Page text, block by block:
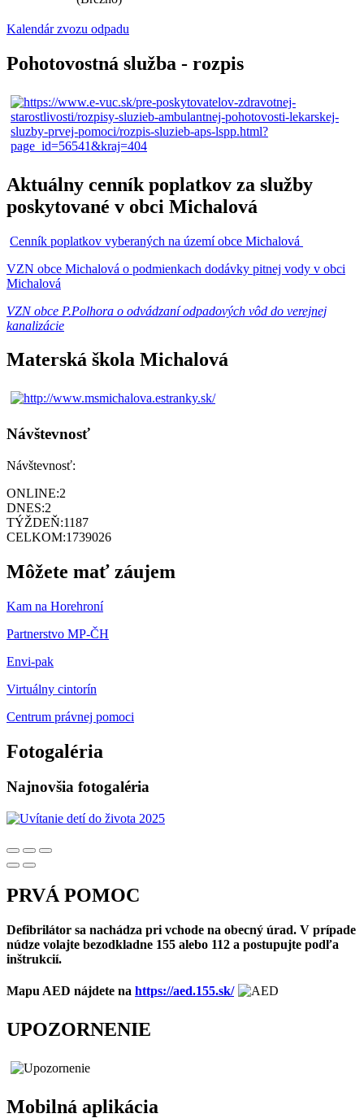
Kalendár zvozu odpadu
Pohotovostná služba - rozpis
Aktuálny cenník poplatkov za služby
poskytované v obci Michalová
Cenník poplatkov vyberaných na území obce Michalová
VZN obce Michalová o podmienkach dodávky pitnej vody v obci
Michalová
VZN obce P.Polhora o odvádzaní odpadových vôd do verejnej
kanalizácie
Materská škola Michalová
Návštevnosť
Návštevnosť:
ONLINE:2
DNES:2
TÝŽDEŇ:1187
CELKOM:1739026
Môžete mať záujem
Kam na Horehroní
Partnerstvo MP-ČH
Envi-pak
Virtuálny cintorín
Centrum právnej pomoci
Fotogaléria
Najnovšia fotogaléria
PRVÁ POMOC
Defibrilátor sa nachádza pri vchode na obecný úrad. V prípade
núdze volajte bezodkladne 155 alebo 112 a postupujte podľa
inštrukcií.
Mapu AED nájdete na https://aed.155.sk/
UPOZORNENIE
Mobilná aplikácia